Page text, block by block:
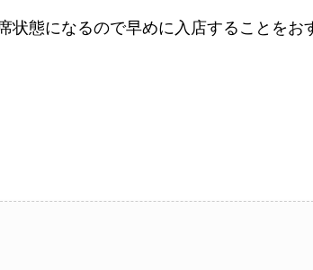
状態になるので早めに入店することをお